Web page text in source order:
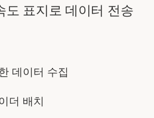
도 표지로 데이터 전송
데이터 수집
더 배치